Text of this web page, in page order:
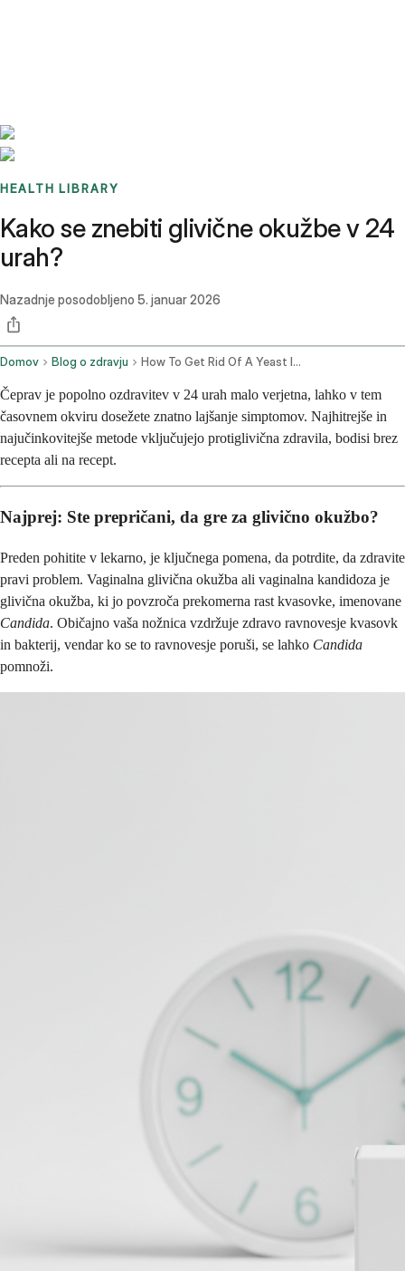
HEALTH LIBRARY
Kako se znebiti glivične okužbe v 24
urah?
Nazadnje posodobljeno 5. januar 2026
Domov Blog o zdravju How To Get Rid Of A Yeast Infection In 24 Hours
Čeprav je popolno ozdravitev v 24 urah malo verjetna, lahko v tem
časovnem okviru dosežete znatno lajšanje simptomov. Najhitrejše in
najučinkovitejše metode vključujejo protiglivična zdravila, bodisi brez
recepta ali na recept.
Najprej: Ste prepričani, da gre za glivično okužbo?
Preden pohitite v lekarno, je ključnega pomena, da potrdite, da zdravite
pravi problem. Vaginalna glivična okužba ali vaginalna kandidoza je
glivična okužba, ki jo povzroča prekomerna rast kvasovke, imenovane
Candida. Običajno vaša nožnica vzdržuje zdravo ravnovesje kvasovk
in bakterij, vendar ko se to ravnovesje poruši, se lahko Candida
pomnoži.